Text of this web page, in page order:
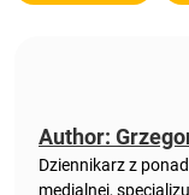
Author:
Dziennikarz z
medialnej,